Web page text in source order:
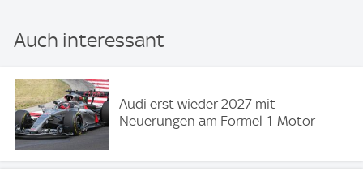
Auch interessant
Audi erst wieder 2027 mit
Neuerungen am Formel-1-Motor